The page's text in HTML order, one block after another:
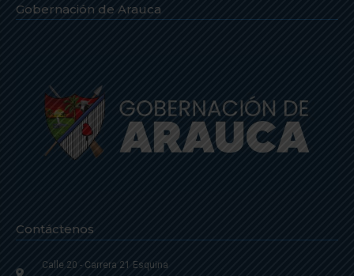
Gobernación de Arauca
Contáctenos
Calle 20 - Carrera 21 Esquina